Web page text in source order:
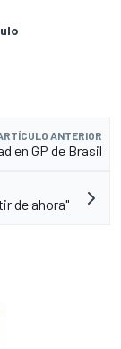
ANTERIOR
en GP de Brasil
de ahora"